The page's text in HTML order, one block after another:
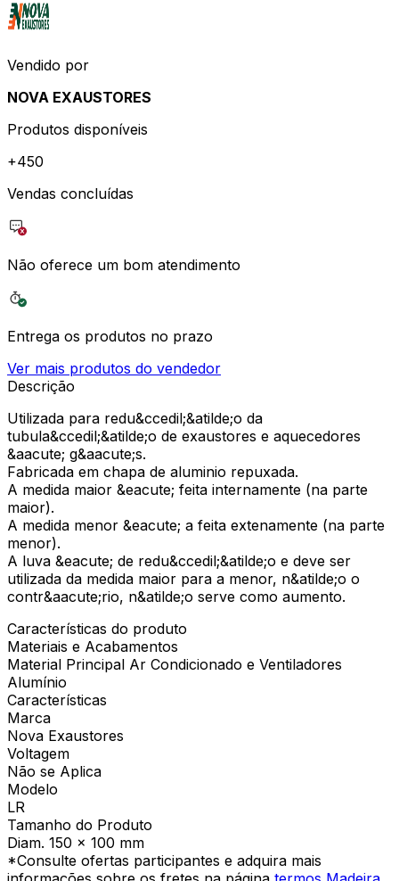
Vendido por
NOVA EXAUSTORES
Produtos disponíveis
+450
Vendas concluídas
Não oferece um bom atendimento
Entrega os produtos no prazo
Ver mais produtos do vendedor
Descrição
Utilizada para redu&ccedil;&atilde;o da
tubula&ccedil;&atilde;o de exaustores e aquecedores
&aacute; g&aacute;s.
Fabricada em chapa de aluminio repuxada.
A medida maior &eacute; feita internamente (na parte
maior).
A medida menor &eacute; a feita extenamente (na parte
menor).
A luva &eacute; de redu&ccedil;&atilde;o e deve ser
utilizada da medida maior para a menor, n&atilde;o o
contr&aacute;rio, n&atilde;o serve como aumento.
Características do produto
Materiais e Acabamentos
Material Principal Ar Condicionado e Ventiladores
Alumínio
Características
Marca
Nova Exaustores
Voltagem
Não se Aplica
Modelo
LR
Tamanho do Produto
Diam. 150 x 100 mm
*Consulte ofertas participantes e adquira mais